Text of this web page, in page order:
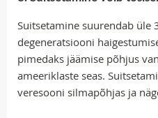
Suitsetamine suurendab üle
degeneratsiooni
pimedaks jäämise põhjus
ameeriklaste seas.
veresooni silmapõhjas ja